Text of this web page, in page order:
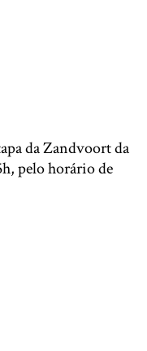
da Zandvoort da
pelo horário de